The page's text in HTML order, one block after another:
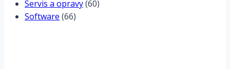
Servis a opravy(60)
Software (66)